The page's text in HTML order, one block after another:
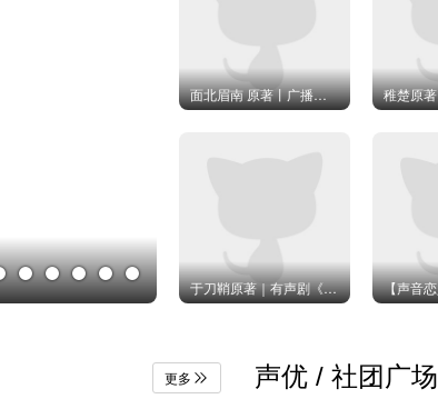
初三的六一儿童节
你的雪人能活多久
愚蠢的有钱人
宋玉章
日出风来
降水概率百分百
触礁
小豆蔻
重生之将门毒后
面北眉南 原著丨广播剧「嫡谋」· 第一集·「重来一次」（上）
于刀鞘原著｜有声剧《门生故旧》· 主役版主题曲《窥光》
更多 声优 / 社团广场